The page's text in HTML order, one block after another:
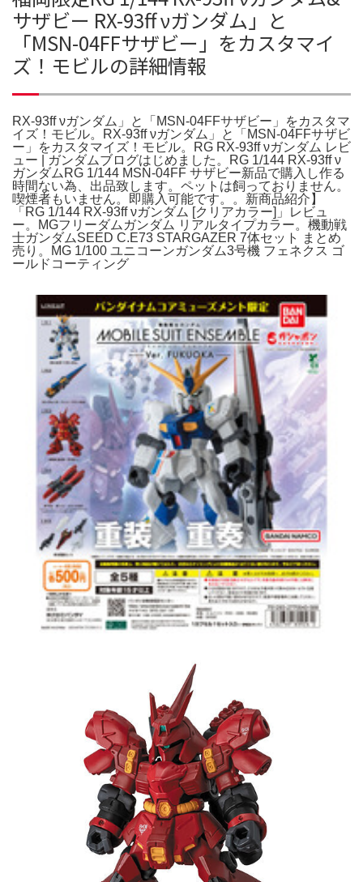
サザビー RX-93ff νガンダム」と
「MSN-04FFサザビー」をカスタマイ
ズ！モビルの詳細情報
RX-93ff νガンダム」と「MSN-04FFサザビー」をカスタマ
イズ！モビル。RX-93ff νガンダム」と「MSN-04FFサザビ
ー」をカスタマイズ！モビル。RG RX-93ff νガンダム レビ
ュー | ガンダムブログはじめました。RG 1/144 RX-93ff ν
ガンダムRG 1/144 MSN-04FF サザビー新品で購入し作る
時間ない為、出品致します。ペットは飼っておりません。
喫煙者もいません。即購入可能です。。新商品紹介】
「RG 1/144 RX-93ff νガンダム [クリアカラー]」レビュ
ー。MGフリーダムガンダム リアルタイプカラー。機動戦
士ガンダムSEED C.E73 STARGAZER 7体セット まとめ
売り。MG 1/100 ユニコーンガンダム3号機 フェネクス ゴ
ールドコーティング